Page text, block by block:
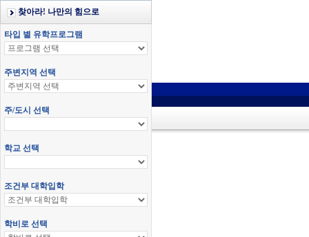
찾아라! 나만의 힘으로
타입 별 유학프로그램
주변지역 선택
주/도시 선택
학교 선택
조건부 대학입학
학비로 선택